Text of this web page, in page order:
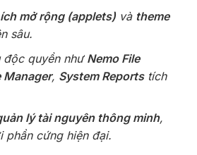
mở rộng (applets)và theme
sâu.
độc quyền nhưNemo File
Manager, System Reportstích
lý tài nguyên thông minh,
phần cứng hiện đại.